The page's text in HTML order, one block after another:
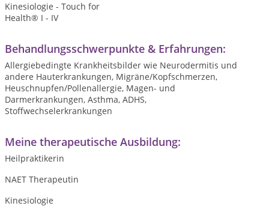
Kinesiologie - Touch for
Health® I - IV
Behandlungsschwerpunkte & Erfahrungen:
Allergiebedingte Krankheitsbilder wie Neurodermitis und
andere Hauterkrankungen, Migräne/Kopfschmerzen,
Heuschnupfen/Pollenallergie, Magen- und
Darmerkrankungen, Asthma, ADHS,
Stoffwechselerkrankungen
Meine therapeutische Ausbildung:
Heilpraktikerin
NAET Therapeutin
Kinesiologie